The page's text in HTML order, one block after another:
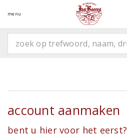
menu
Account aanmaken
bent u hier voor het eerst?